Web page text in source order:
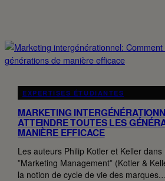
EXPERTISES ÉTUDIANTES
MARKETING
ATTEINDRE TOUTES LES
MANIÈRE EFFICACE
Les auteurs Philip Kotler et Keller
”Marketing Management” (Kotler &
la notion de cycle de vie des